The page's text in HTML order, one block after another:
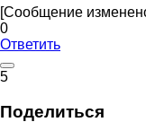
[Сообщение
0
Ответить
5
Поделиться